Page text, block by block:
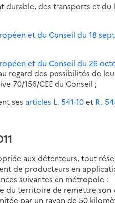
durable, des transports et
et du Conseil du 18
et du Conseil du 26
regard des possibilités de
70/156/CEE du Conseil ;
ses articles L. 541-10et R.
aux détenteurs, tout
de producteurs en
suivantes en métropole :
du territoire de remettre son
par un rayon de 50